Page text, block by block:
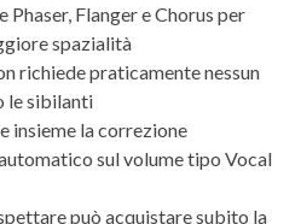
Flanger e Chorus per
spazialità
richiede praticamente nessun
le sibilanti
insieme la correzione
sul volume tipo Vocal
può acquistare subito la